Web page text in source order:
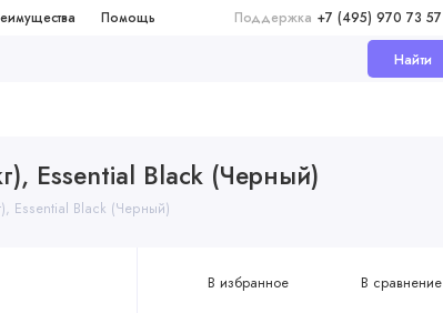
Помощь Поддержка +7 (495) 970 73 57
Найти
Essential Black (Черный)
Essential Black (Черный)
В избранное В сравнение